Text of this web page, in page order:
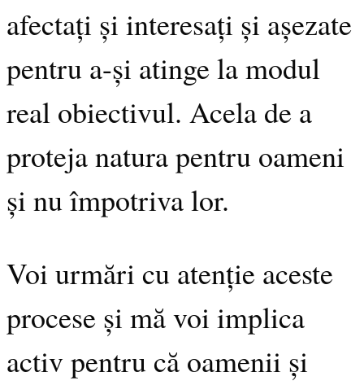
afectați și interesați și așezate
pentru a-și atinge la modul
real obiectivul. Acela de a
proteja natura pentru oameni
și nu împotriva lor.
Voi urmări cu atenție aceste
procese și mă voi implica
activ pentru că oamenii și